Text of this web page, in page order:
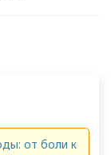
от боли к